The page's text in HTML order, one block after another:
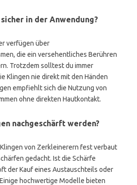
in der Anwendung?
verfügen über
die ein versehentliches Berühren
Trotzdem solltest du immer
Klingen nie direkt mit den Händen
empfiehlt sich die Nutzung von
ohne direkten Hautkontakt.
nachgeschärft werden?
von Zerkleinerern fest verbaut
gedacht. Ist die Schärfe
der Kauf eines Austauschteils oder
hochwertige Modelle bieten